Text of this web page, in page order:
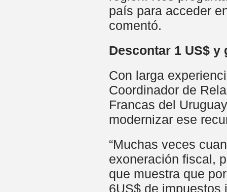
país para acceder
comentó.
Descontar 1 US$ y
Con larga
Coordinador de
Francas del
modernizar ese
“Muchas veces
exoneración fiscal,
que muestra que
6US$ de impuestos